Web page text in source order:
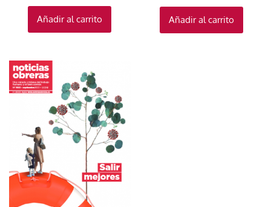
Añadir al carrito Añadir al carrito